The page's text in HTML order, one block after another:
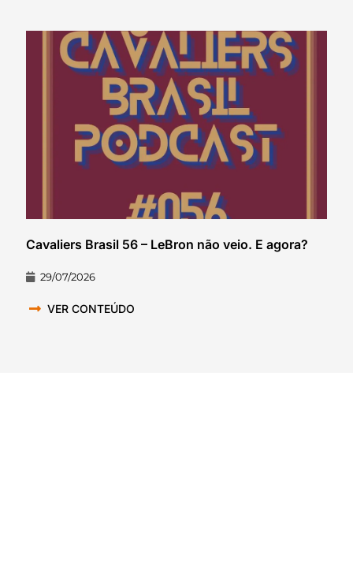
Cavaliers Brasil 56 – LeBron não veio. E agora?
29/07/2026
VER CONTEÚDO